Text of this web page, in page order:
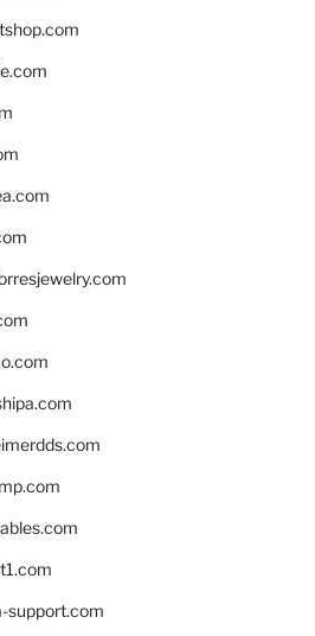
support.com